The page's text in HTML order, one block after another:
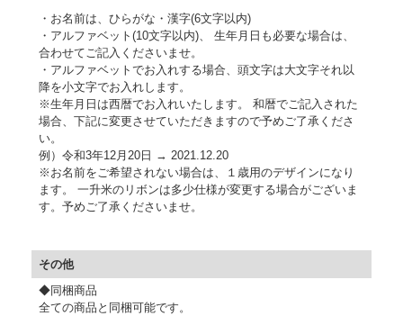
・お名前は、ひらがな・漢字(6文字以内)
・アルファベット(10文字以内)、 生年月日も必要な場合は、
合わせてご記入くださいませ。
・アルファベットでお入れする場合、頭文字は大文字それ以
降を小文字でお入れします。
※生年月日は西暦でお入れいたします。
和暦でご記入された
場合、下記に変更させていただきますので予めご了承くださ
い。
例）令和3年12月20日 → 2021.12.20
※お名前をご希望されない場合は、１歳用のデザインになり
ます。
一升米のリボンは多少仕様が変更する場合がございま
す。予めご了承くださいませ。
その他
◆同梱商品
全ての商品と同梱可能です。